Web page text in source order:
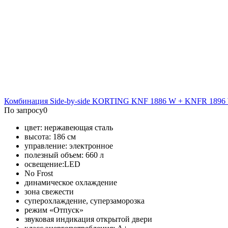
Комбинация Side-by-side KORTING KNF 1886 W + KNFR 1896
По запросу0
цвет: нержавеющая сталь
высота: 186 см
управление: электронное
полезный объем: 660 л
освещение:LED
No Frost
динамическое охлаждение
зона свежести
суперохлаждение, суперзаморозка
режим «Отпуск»
звуковая индикация открытой двери